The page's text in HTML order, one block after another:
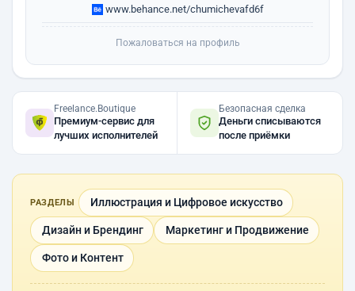
www.behance.net/chumichevafd6f
Пожаловаться на профиль
Freelance.Boutique
Премиум-сервис для
лучших исполнителей
Безопасная сделка
Деньги списываются
после приёмки
РАЗДЕЛЫ Иллюстрация и Цифровое искусство
Дизайн и Брендинг Маркетинг и Продвижение
Фото и Контент